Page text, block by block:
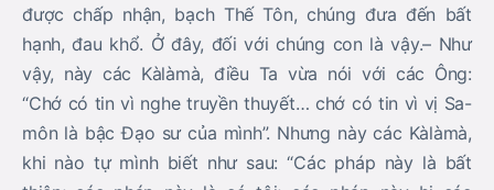
được chấp nhận, bạch Thế Tôn, chúng đưa đến bất
hạnh, đau khổ. Ở đây, đối với chúng con là vậy.– Như
vậy, này các Kàlàmà, điều Ta vừa nói với các Ông:
“Chớ có tin vì nghe truyền thuyết… chớ có tin vì vị Sa-
môn là bậc Đạo sư của mình”. Nhưng này các Kàlàmà,
khi nào tự mình biết như sau: “Các pháp này là bất